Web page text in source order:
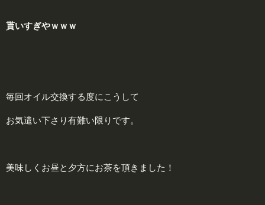
貰いすぎやｗｗｗ
毎回オイル交換する度にこうして
お気遣い下さり有難い限りです。
美味しくお昼と夕方にお茶を頂きました！